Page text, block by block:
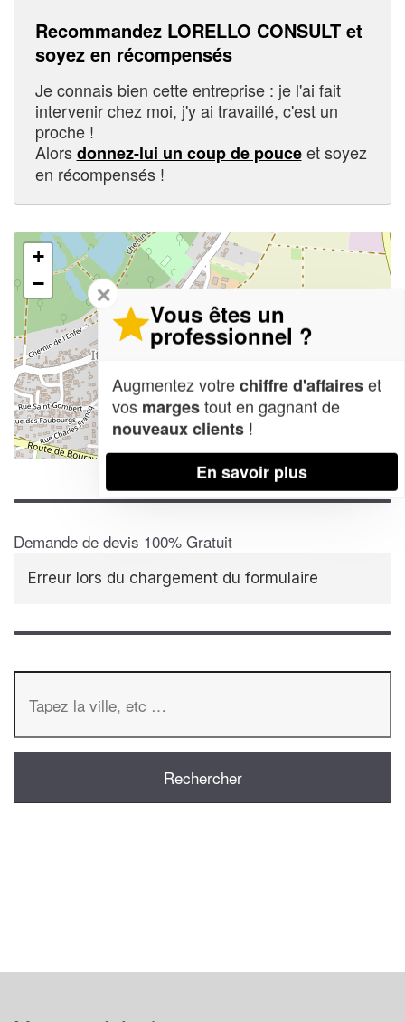
Recommandez LORELLO CONSULT et
soyez en récompensés
Je connais bien cette entreprise : je l'ai fait
intervenir chez moi, j'y ai travaillé, c'est un
proche !
Alorsdonnez-lui un coup de pouceet soyez
en récompensés !
+
−
Leaflet| Map data ©OpenStreetMap contributors,CC-BY-SA
Demande de devis 100% Gratuit
Erreur lors du chargement du formulaire
✕
Vous êtes un
professionnel ?
Augmentez votrechiffre d'affaireset
vos margestout en gagnant de
nouveaux clients !
En savoir plus